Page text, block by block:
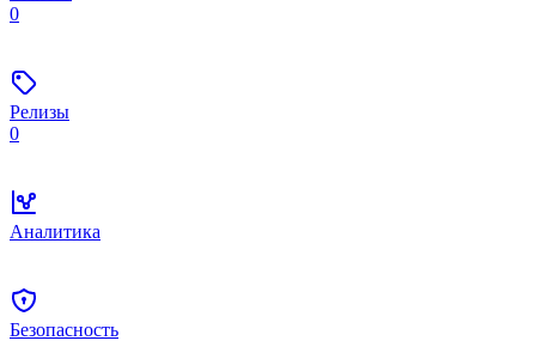
0
Релизы
0
Аналитика
Безопасность